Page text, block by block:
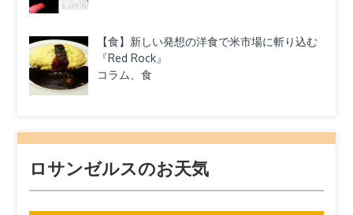
【食】新しい発想の洋食で米市場に斬り込む
『Red Rock』
コラム、食
ロサンゼルスのお天気